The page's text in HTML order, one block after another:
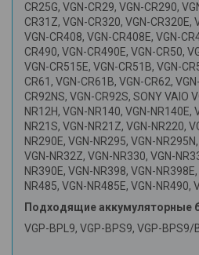
CR25G, VGN-CR29, VGN-CR290,
CR31Z, VGN-CR320, VGN-CR320E,
VGN-CR408, VGN-CR408E, VGN-
CR490, VGN-CR490E, VGN-CR50,
VGN-CR515E, VGN-CR51B, VGN-
CR61, VGN-CR61B, VGN-CR62,
CR92NS, VGN-CR92S, SONY VAIO
NR12H, VGN-NR140, VGN-NR140E,
NR21S, VGN-NR21Z, VGN-NR220,
NR290E, VGN-NR295, VGN-
VGN-NR32Z, VGN-NR330, VGN-
NR390E, VGN-NR398, VGN-
NR485, VGN-NR485E, VGN-NR490,
Подходящие аккумуляторные
VGP-BPL9, VGP-BPS9, VGP-